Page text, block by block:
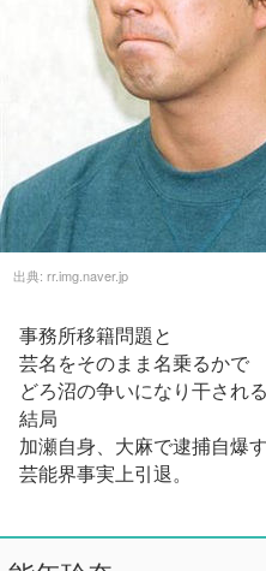
出典: rr.img.naver.jp
事務所移籍問題と
芸名をそのまま名乗るかで
どろ沼の争いになり干される
結局
加瀬自身、大麻で逮捕自爆す
芸能界事実上引退。